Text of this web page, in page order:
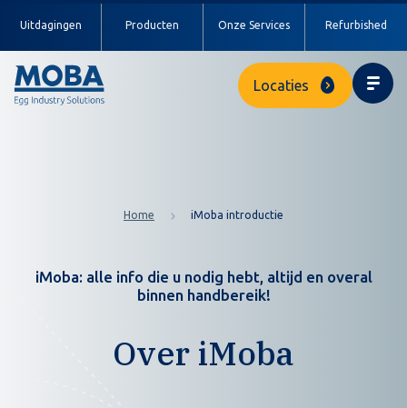
Uitdagingen Producten Onze Services Refurbished
Locaties
Home iMoba introductie
iMoba: alle info die u nodig hebt, altijd en overal
binnen handbereik!
Over iMoba